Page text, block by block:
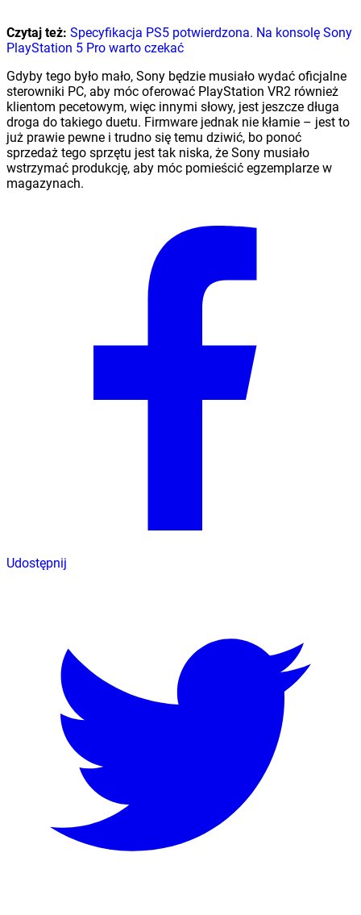
Czytaj też: Specyfikacja PS5 potwierdzona. Na konsolę Sony
PlayStation 5 Pro warto czekać
Gdyby tego było mało, Sony będzie musiało wydać oficjalne
sterowniki PC, aby móc oferować PlayStation VR2 również
klientom pecetowym, więc innymi słowy, jest jeszcze długa
droga do takiego duetu. Firmware jednak nie kłamie – jest to
już prawie pewne i trudno się temu dziwić, bo ponoć
sprzedaż tego sprzętu jest tak niska, że Sony musiało
wstrzymać produkcję, aby móc pomieścić egzemplarze w
magazynach.
Udostępnij